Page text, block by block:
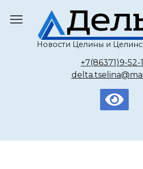
содержанию
Новости Целины и
+7(86371)9-52-